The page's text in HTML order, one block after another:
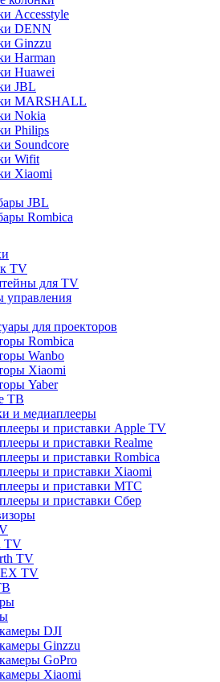
Accesstyle
DENN
Ginzzu
Harman
Huawei
JBL
MARSHALL
Nokia
Philips
Soundcore
Wifit
Xiaomi
JBL
Rombica
TV
для TV
управления
для проекторов
Rombica
Wanbo
Xiaomi
Yaber
ТВ
и медиаплееры
и приставки Apple TV
и приставки Realme
и приставки Rombica
и приставки Xiaomi
и приставки МТС
и приставки Сбер
TV
TV
TV
DJI
Ginzzu
GoPro
Xiaomi